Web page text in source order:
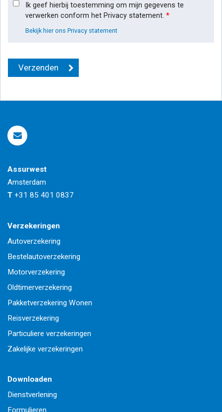
Ik geef hierbij toestemming om mijn gegevens te
verwerken conform het Privacy statement. *
Bekijk hier ons Privacy statement
Assurwest
Amsterdam
T +31 85 401 0837
Verzekeringen
Autoverzekering
Bestelautoverzekering
Motorverzekering
Oldtimerverzekering
Pakketverzekering Wonen
Reisverzekering
Particuliere verzekeringen
Zakelijke verzekeringen
Downloaden
Dienstverlening
Formulieren